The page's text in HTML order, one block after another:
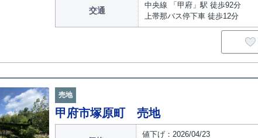
交通
中央線 「甲府」駅 徒歩92分
上帯那バス停下車 徒歩12分
売地
甲府市塚原町 売地
値下げ：2026/04/23